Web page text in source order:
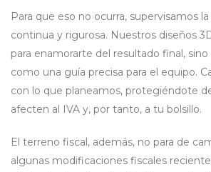
Para que eso no ocurra, supervisamos
continua y rigurosa. Nuestros diseños
para enamorarte del resultado final,
como una guía precisa para el equipo.
con lo que planeamos, protegiéndote
afecten al IVA y, por tanto, a tu bolsillo.
El terreno fiscal, además, no para de
algunas modificaciones fiscales